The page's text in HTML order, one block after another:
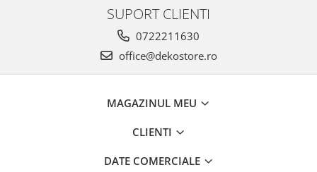
SUPORT CLIENTI
0722211630
office@dekostore.ro
MAGAZINUL MEU
CLIENTI
DATE COMERCIALE